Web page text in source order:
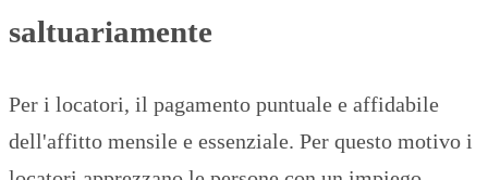
saltuariamente
Per i locatori, il pagamento puntuale e affidabile
dell'affitto mensile e essenziale. Per questo motivo i